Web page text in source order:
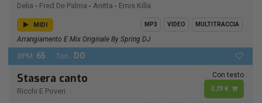
Delia - Fred De Palma - Anitta - Emis Killa
MIDI MP3 VIDEO MULTITRACCIA
Arrangiamento E Mix Originale By Spring DJ
BPM: 65 Ton.: DO
Stasera canto
Ricchi E Poveri
Con testo
2,19 €